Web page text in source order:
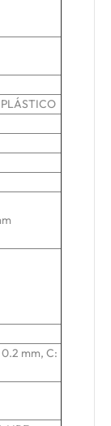
mm, C: